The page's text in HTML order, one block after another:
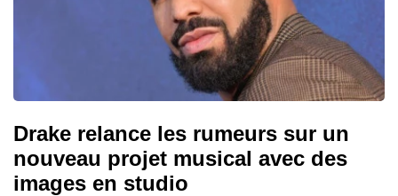
Drake relance les rumeurs sur un
nouveau projet musical avec des
images en studio